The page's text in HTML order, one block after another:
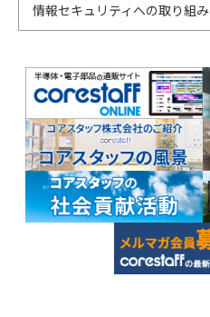
情報セキュリティへの取り組み